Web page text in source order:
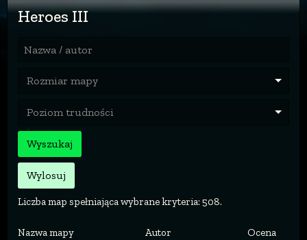
Heroes III
Nazwa / autor
Rozmiar mapy
Poziom trudności
Wyszukaj
Wylosuj
Liczba map spełniająca wybrane kryteria: 508.
Nazwa mapy Autor Ocena